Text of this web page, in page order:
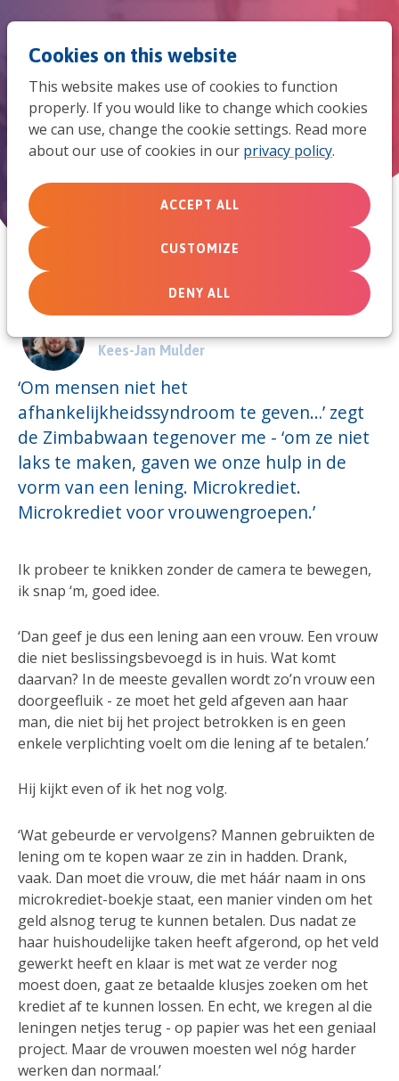
Cookies on this website
This website makes use of cookies to function
properly. If you would like to change which cookies
we can use, change the cookie settings. Read more
about our use of cookies in our privacy policy.
ACCEPT ALL
CUSTOMIZE
DENY ALL
Afhankelijkheidssyndroom
April 11, 2022
Kees-Jan Mulder
‘Om mensen niet het
afhankelijkheidssyndroom te geven…’ zegt
de Zimbabwaan tegenover me - ‘om ze niet
laks te maken, gaven we onze hulp in de
vorm van een lening. Microkrediet.
Microkrediet voor vrouwengroepen.’
Ik probeer te knikken zonder de camera te bewegen,
ik snap ‘m, goed idee.
‘Dan geef je dus een lening aan een vrouw. Een vrouw
die niet beslissingsbevoegd is in huis. Wat komt
daarvan? In de meeste gevallen wordt zo’n vrouw een
doorgeefluik - ze moet het geld afgeven aan haar
man, die niet bij het project betrokken is en geen
enkele verplichting voelt om die lening af te betalen.’
Hij kijkt even of ik het nog volg.
‘Wat gebeurde er vervolgens? Mannen gebruikten de
lening om te kopen waar ze zin in hadden. Drank,
vaak. Dan moet die vrouw, die met háár naam in ons
microkrediet-boekje staat, een manier vinden om het
geld alsnog terug te kunnen betalen. Dus nadat ze
haar huishoudelijke taken heeft afgerond, op het veld
gewerkt heeft en klaar is met wat ze verder nog
moest doen, gaat ze betaalde klusjes zoeken om het
krediet af te kunnen lossen. En echt, we kregen al die
leningen netjes terug - op papier was het een geniaal
project. Maar de vrouwen moesten wel nóg harder
werken dan normaal.’